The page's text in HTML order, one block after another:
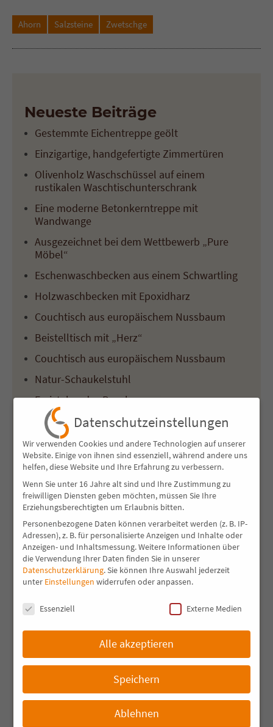
Ahorn Salzsteine Zwetschge
Neueste Beiträge
Gestemmte Eichentreppe geölt
Einzigartige, handgefertigte Zimmertüren
Olivenholz Waschschüssel auf einem
rustikalen Waschtischunterschrank
Eine moderne Betonkerntreppe mit
Wandwange
Ausgezeichnet bei dem Wettbewerb „Pure
Möbel“
Eschenwaschbecken aus einem Schwartling
Holzwaschbecken mit Epoxidharz
Couchtisch aus europäischem Nussbaum
Beistelltisch mit „Herz“
Couchtisch aus europäischem Nussbaum
Natur-Schaukelstuhl
Freistehendes Regal
Schaukelbank
Stuhl mit Klappe
Regal aus „einem Stamm“
Leuchttisch mit Achatscheibe
Leuchttisch
Tisch in Ast-Eiche und Beton
Tisch mit Sägefurniere
Waschtisch in gedämpften europ. Nuss, mit
Holzwaschbecken in Zwetschge
Suche nach…
BAROCK BAUMKANTE BAUMSTAMM
EDELSTAHLFÜSSE
EICHE EPOXY ESCHE FICHTE
Datenschutzeinstellungen
Wir verwenden Cookies und andere Technologien auf unserer
Website. Einige von ihnen sind essenziell, während andere uns
helfen, diese Website und Ihre Erfahrung zu verbessern.
Wenn Sie unter 16 Jahre alt sind und Ihre Zustimmung zu
freiwilligen Diensten geben möchten, müssen Sie Ihre
Erziehungsberechtigten um Erlaubnis bitten.
Personenbezogene Daten können verarbeitet werden (z. B. IP-
Adressen), z. B. für personalisierte Anzeigen und Inhalte oder
Anzeigen- und Inhaltsmessung.Weitere Informationen über
die Verwendung Ihrer Daten finden Sie in unserer
Datenschutzerklärung.Sie können Ihre Auswahl jederzeit
unter Einstellungen widerrufen oder anpassen.
Datenschutzeinstellungen
Essenziell Externe Medien
Alle akzeptieren
Speichern
Ablehnen